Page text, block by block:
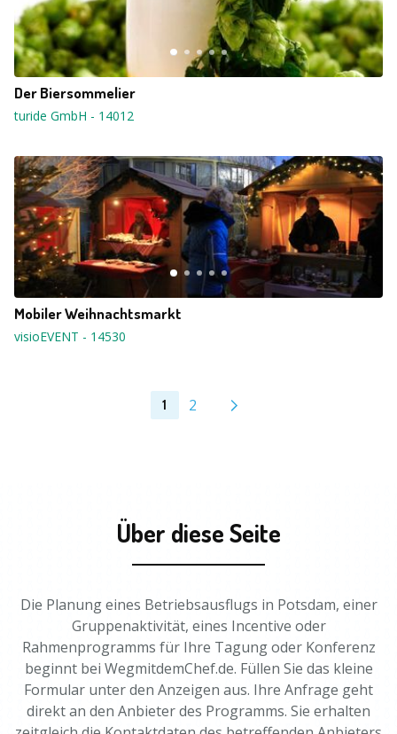
Der Biersommelier
turide GmbH - 14012
Mobiler Weihnachtsmarkt
visioEVENT - 14530
1 2
Über diese Seite
Die Planung eines Betriebsausflugs in Potsdam, einer
Gruppenaktivität, eines Incentive oder
Rahmenprogramms für Ihre Tagung oder Konferenz
beginnt bei WegmitdemChef.de. Füllen Sie das kleine
Formular unter den Anzeigen aus. Ihre Anfrage geht
direkt an den Anbieter des Programms. Sie erhalten